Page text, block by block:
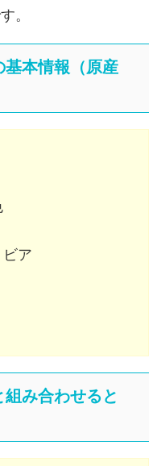
。
基本情報（原産
ア
み合わせると